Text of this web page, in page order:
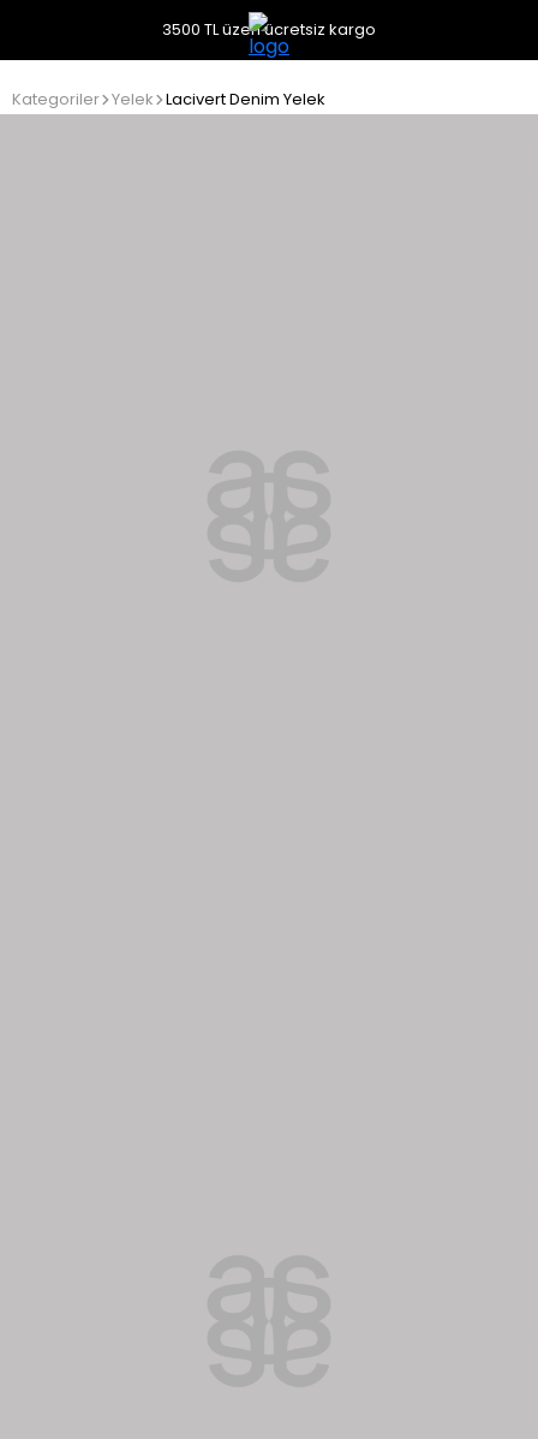
3500 TL üzeri ücretsiz kargo
Kategoriler Yelek Lacivert Denim Yelek